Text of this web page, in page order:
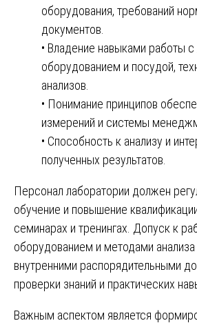
оборудования, требований
документов.
• Владение навыками работы
оборудованием и посудой,
анализов.
• Понимание принципов
измерений и системы
• Способность к анализу и
полученных результатов.
Персонал лаборатории должен
обучение и повышение
семинарах и тренингах. Допуск к
оборудованием и методами
внутренними распорядительными
проверки знаний и практических
Важным аспектом является